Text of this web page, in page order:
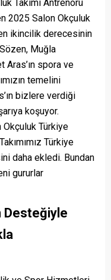
Takımı Antrenörü
2025 Salon Okçuluk
ikincilik derecesinin
Muğla
Aras’ın spora ve
temelini
bizlere verdiği
koşuyor.
Okçuluk Türkiye
Türkiye
daha ekledi. Bundan
gururlar
Desteğiyle